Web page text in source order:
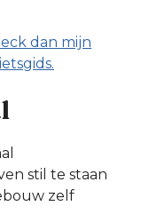
dan mijn
stil te staan
zelf